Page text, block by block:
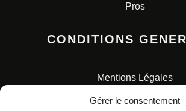
Gérer le consentement
Pros
CONDITIONS
Mentions Légales
Charte pour la protection des